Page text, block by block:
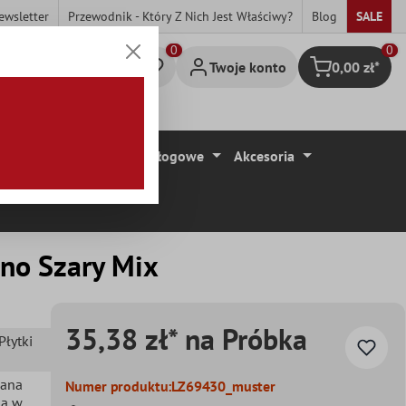
Przewodnik - Który Z Nich Jest Właściwy? Blog SALE
Twoje konto Koszyk
0
0,00 zł*
Wykładziny Podłogowe Akcesoria
Szary Mix
w
35,38 zł* na Próbka
Numer produktu:LZ69430_muster